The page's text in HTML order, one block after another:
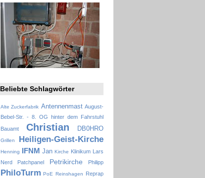
Beliebte Schlagwörter
Alte Zuckerfabrik Antennenmast August-
Bebel-Str. - 8. OG hinter dem Fahrstuhl
Bauamt
Christian DB0HRO
Grillen Heiligen-Geist-Kirche
Henning IFNM Jan Kirche Klinikum Lars
Nerd
Patchpanel Petrikirche Philipp
PhiloTurm PoE Reinshagen
Reprap